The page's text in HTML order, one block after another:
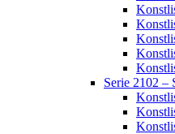
Serie 2102 –